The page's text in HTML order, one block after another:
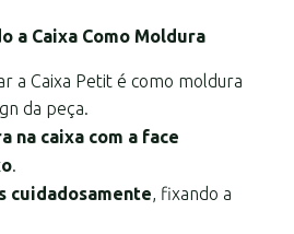
a Caixa Como Moldura
a Caixa Petit é como moldura
da peça.
na caixa com a face
.
cuidadosamente, fixando a